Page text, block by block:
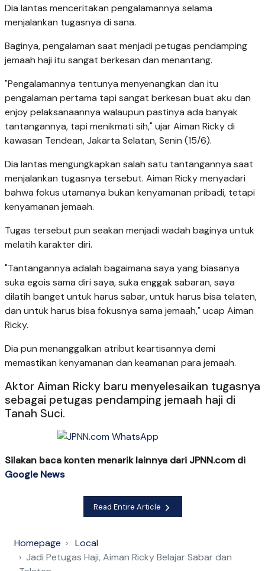
Dia lantas menceritakan pengalamannya selama
menjalankan tugasnya di sana.
Baginya, pengalaman saat menjadi petugas pendamping
jemaah haji itu sangat berkesan dan menantang.
"Pengalamannya tentunya menyenangkan dan itu
pengalaman pertama tapi sangat berkesan buat aku dan
enjoy pelaksanaannya walaupun pastinya ada banyak
tantangannya, tapi menikmati sih," ujar Aiman Ricky di
kawasan Tendean, Jakarta Selatan, Senin (15/6).
Dia lantas mengungkapkan salah satu tantangannya saat
menjalankan tugasnya tersebut. Aiman Ricky menyadari
bahwa fokus utamanya bukan kenyamanan pribadi, tetapi
kenyamanan jemaah.
Tugas tersebut pun seakan menjadi wadah baginya untuk
melatih karakter diri.
"Tantangannya adalah bagaimana saya yang biasanya
suka egois sama diri saya, suka enggak sabaran, saya
dilatih banget untuk harus sabar, untuk harus bisa telaten,
dan untuk harus bisa fokusnya sama jemaah," ucap Aiman
Ricky.
Dia pun menanggalkan atribut keartisannya demi
memastikan kenyamanan dan keamanan para jemaah.
Aktor Aiman Ricky baru menyelesaikan tugasnya
sebagai petugas pendamping jemaah haji di
Tanah Suci.
Silakan baca konten menarik lainnya dari JPNN.com di
Google News
Read Entire Article
Homepage
Local
Jadi Petugas Haji, Aiman Ricky Belajar Sabar dan